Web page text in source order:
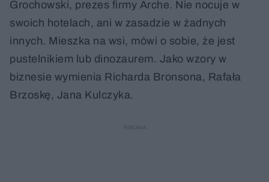
Grochowski, prezes firmy Arche. Nie nocuje w
swoich hotelach, ani w zasadzie w żadnych
innych. Mieszka na wsi, mówi o sobie, że jest
pustelnikiem lub dinozaurem. Jako wzory w
biznesie wymienia Richarda Bronsona, Rafała
Brzoskę, Jana Kulczyka.